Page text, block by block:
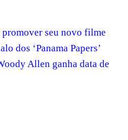
seu novo filme
dos ‘Panama Papers’
Allen ganha data de